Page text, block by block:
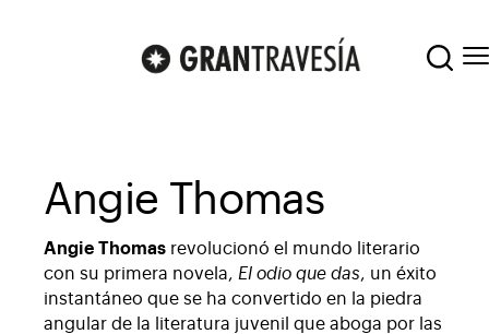
Angie Thomas
Angie Thomas revolucionó el mundo literario
con su primera novela, El odio que das, un éxito
instantáneo que se ha convertido en la piedra
angular de la literatura juvenil que aboga por las